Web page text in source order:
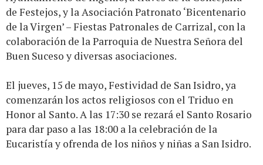
de Festejos, y la Asociación Patronato ‘Bicentenario
de la Virgen’ – Fiestas Patronales de Carrizal, con la
colaboración de la Parroquia de Nuestra Señora del
Buen Suceso y diversas asociaciones.
El jueves, 15 de mayo, Festividad de San Isidro, ya
comenzarán los actos religiosos con el Triduo en
Honor al Santo. A las 17:30 se rezará el Santo Rosario
para dar paso a las 18:00 a la celebración de la
Eucaristía y ofrenda de los niños y niñas a San Isidro.